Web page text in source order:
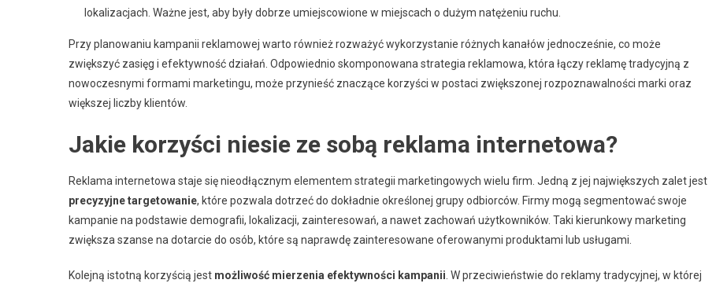
lokalizacjach. Ważne jest, aby były dobrze umiejscowione w miejscach o dużym natężeniu ruchu.
Przy planowaniu kampanii reklamowej warto również rozważyć wykorzystanie różnych kanałów jednocześnie, co może
zwiększyć zasięg i efektywność działań. Odpowiednio skomponowana strategia reklamowa, która łączy reklamę tradycyjną z
nowoczesnymi formami marketingu, może przynieść znaczące korzyści w postaci zwiększonej rozpoznawalności marki oraz
większej liczby klientów.
Jakie korzyści niesie ze sobą reklama internetowa?
Reklama internetowa staje się nieodłącznym elementem strategii marketingowych wielu firm. Jedną z jej największych zalet jest
precyzyjne targetowanie, które pozwala dotrzeć do dokładnie określonej grupy odbiorców. Firmy mogą segmentować swoje
kampanie na podstawie demografii, lokalizacji, zainteresowań, a nawet zachowań użytkowników. Taki kierunkowy marketing
zwiększa szanse na dotarcie do osób, które są naprawdę zainteresowane oferowanymi produktami lub usługami.
Kolejną istotną korzyścią jest możliwość mierzenia efektywności kampanii . W przeciwieństwie do reklamy tradycyjnej, w której